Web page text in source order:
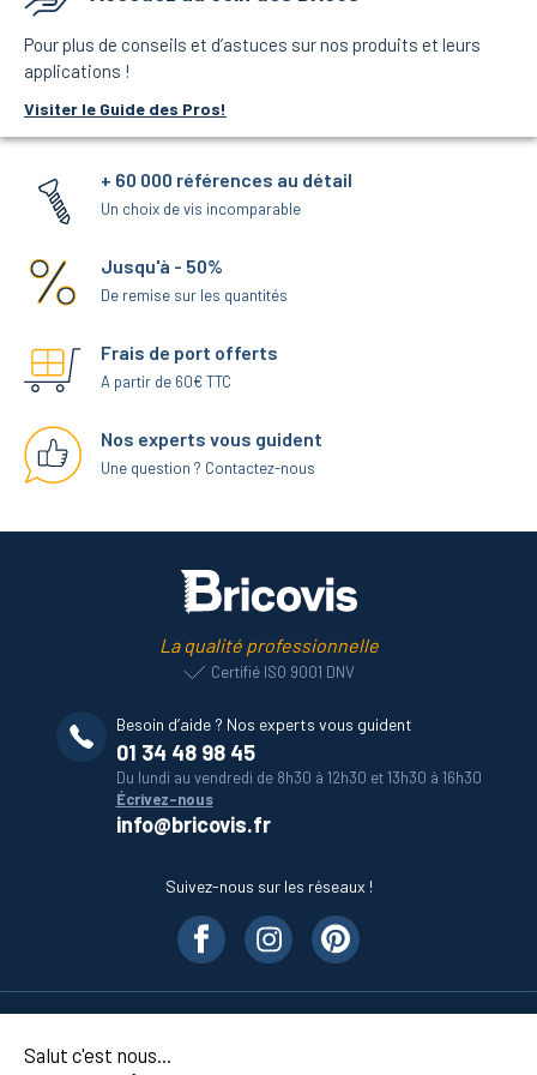
Salut c'est nous...
Pour plus de conseils et d’astuces sur nos produits et leurs
applications !
Visiter le Guide des Pros!
+ 60 000 références au détail
Un choix de vis incomparable
Jusqu'à - 50%
De remise sur les quantités
Frais de port offerts
A partir de 60€ TTC
Nos experts vous guident
Une question ? Contactez-nous
La qualité professionnelle
Certifié ISO 9001 DNV
Besoin d’aide ? Nos experts vous guident
01 34 48 98 45
Du lundi au vendredi de 8h30 à 12h30 et 13h30 à 16h30
Écrivez-nous
info@bricovis.fr
Suivez-nous sur les réseaux !